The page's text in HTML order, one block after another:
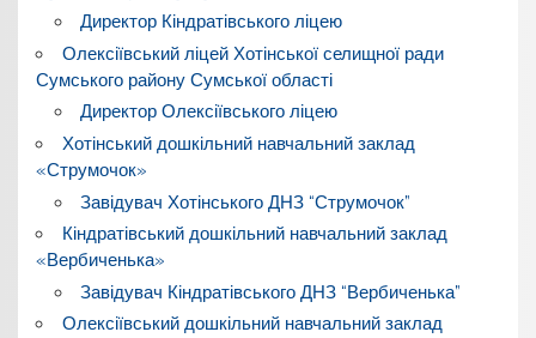
Директор Кіндратівського ліцею
Олексіївський ліцей Хотінської селищної ради
Сумського району Сумської області
Директор Олексіївського ліцею
Хотінський дошкільний навчальний заклад
«Струмочок»
Завідувач Хотінського ДНЗ “Струмочок”
Кіндратівський дошкільний навчальний заклад
«Вербиченька»
Завідувач Кіндратівського ДНЗ “Вербиченька”
Олексіївський дошкільний навчальний заклад